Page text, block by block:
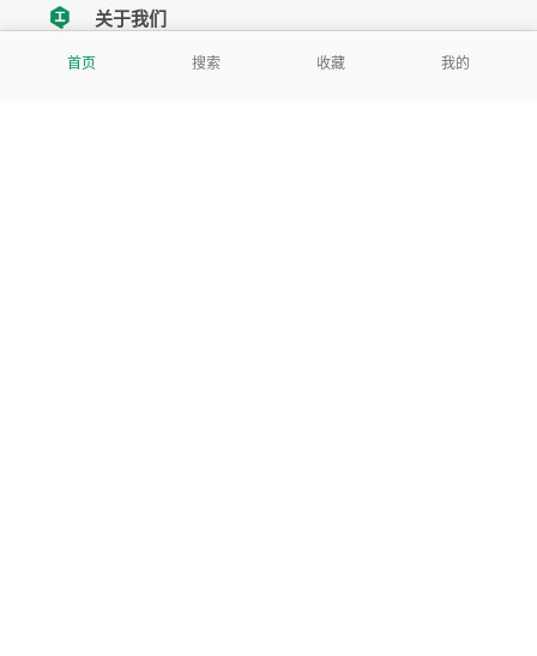
首页 搜索 收藏 我的
tencent关于我们
我们努力把每一个工具做成批量处理的产品